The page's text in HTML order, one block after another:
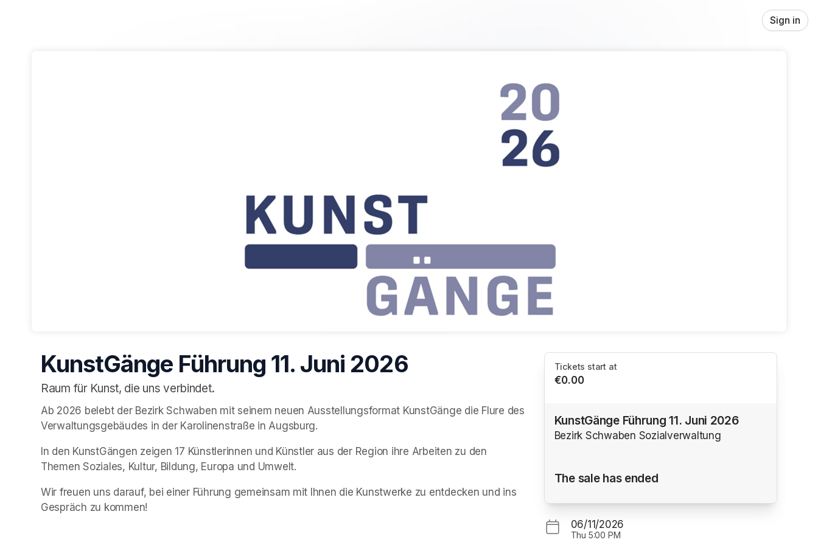
Sign in
KunstGänge Führung 11. Juni 2026
Raum für Kunst, die uns verbindet.
Ab 2026 belebt der Bezirk Schwaben mit seinem neuen Ausstellungsformat KunstGänge die Flure des
Verwaltungsgebäudes in der Karolinenstraße in Augsburg.
In den KunstGängen zeigen 17 Künstlerinnen und Künstler aus der Region ihre Arbeiten zu den
Themen Soziales, Kultur, Bildung, Europa und Umwelt.
Wir freuen uns darauf, bei einer Führung gemeinsam mit Ihnen die Kunstwerke zu entdecken und ins
Gespräch zu kommen!
Tickets start at
€0.00
KunstGänge Führung 11. Juni 2026
Bezirk Schwaben Sozialverwaltung
The sale has ended
06/11/2026
Thu 5:00 PM